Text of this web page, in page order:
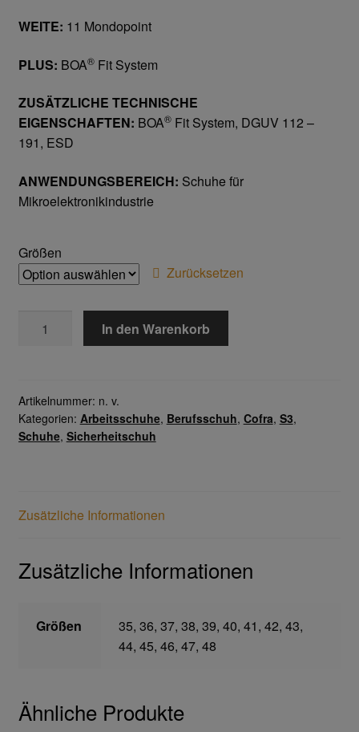
Home
Imagefilm
Impressum
Kontakt
Mein konto
Technische Artikel
Anschlagpuffer
Gefahrstoffarbeitsplätze
Verzurrsysteme
Schläuche und Armaturen
Sicherheitsschränke
WEITE: 11 Mondopoint
PLUS: BOA®Fit System
ZUSÄTZLICHE TECHNISCHE
EIGENSCHAFTEN: BOA®Fit System, DGUV 112 –
191, ESD
ANWENDUNGSBEREICH: Schuhe für
Mikroelektronikindustrie
Größen
Zurücksetzen
Menge
In den Warenkorb
Artikelnummer: n. v.
Kategorien: Arbeitsschuhe, Berufsschuh, Cofra, S3,
Schuhe, Sicherheitschuh
Zusätzliche Informationen
Zusätzliche Informationen
Größen
35, 36, 37, 38, 39, 40, 41, 42, 43,
44, 45, 46, 47, 48
Ähnliche Produkte